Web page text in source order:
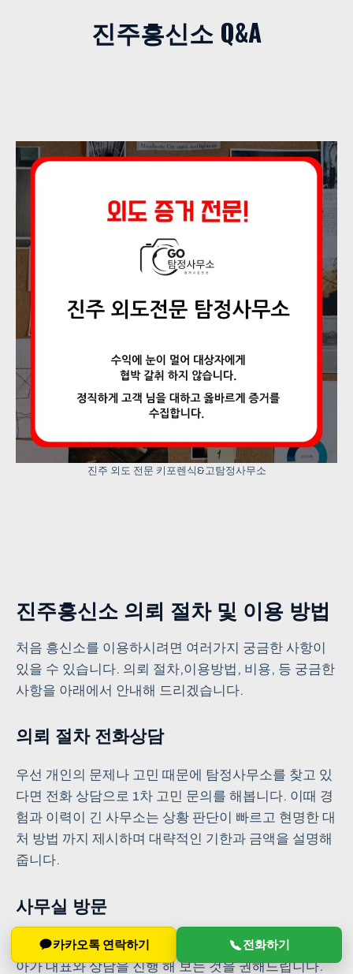
진주흥신소 Q&A
진주 외도 전문 키포렌식&고탐정사무소
진주흥신소 의뢰 절차 및 이용 방법
처음 흥신소를 이용하시려면 여러가지 궁금한 사항이
있을 수 있습니다. 의뢰 절차,이용방법, 비용, 등 궁금한
사항을 아래에서 안내해 드리겠습니다.
의뢰 절차 전화상담
우선 개인의 문제나 고민 때문에 탐정사무소를 찾고 있
다면 전화 상담으로 1차 고민 문의를 해봅니다. 이때 경
험과 이력이 긴 사무소는 상황 판단이 빠르고 현명한 대
처 방법 까지 제시하며 대략적인 기한과 금액을 설명해
줍니다.
사무실 방문
하지만 전화 상담보다 중요한 건 실제 탐정 사무실을 찾
아가 대표와 상담을 진행 해 보는 것을 권해드립니다.
카카오톡 연락하기 전화하기